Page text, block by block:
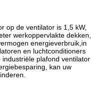
op de ventilator is 1,5 kW,
werkoppervlakte dekken,
energieverbruik,in
en luchtconditioners
plafond ventilator
kan uw